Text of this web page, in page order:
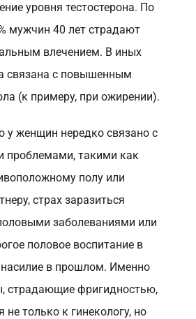
уровня тестостерона. По
мужчин 40 лет страдают
влечением. В иных
связана с повышенным
(к примеру, при ожирении).
у женщин нередко связано с
проблемами, такими как
полу или
страх заразиться
заболеваниями или
половое воспитание в
в прошлом. Именно
страдающие фригидностью,
только к гинекологу, но